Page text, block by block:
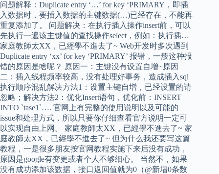
问题解释：Duplicate entry ‘…’ for key ‘PRIMARY，即插
入数据时，要插入数据的主键数据(…)已经存在，不能再
重复添加了。 问题解决：在执行插入操作insert前，可以
先执行一遍该主键值的查找操作select，例如：执行插…
家庭教師太XX，已經學不進去了~ Web开发时多次遇到
Duplicate entry ‘xx’ for key ‘PRIMARY’ 报错，一般这种报
错的原因是啥呢？ 原因一：主键没有设置自增~原因
二：插入线程频率较高，没有处理好事务，造成插入sql
执行顺序混乱解决方法1：设置主键自增，已经设置的请
忽略；解决方法2：优化Insert语句，优化前：INSERT
INTO `tase1`…. 官网上有完整的使用说明以及可能的
issue和处理方式，所以只要你仔细查看官方说明一定可
以实现自由上网。 家庭教師太XX，已經學不進去了~ 家
庭教師太XX，已經學不進去了~ 但为什么我还要写这篇
教程，一是很多朋友按官网教程实施下来后没有成功，
原因是google有变更或者个人不够细心。 当然不，如果
没有成功添加该数据，接口返回值就为0（@新增0条数